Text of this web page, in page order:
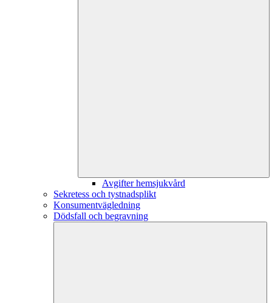
Avgifter hemsjukvård
Sekretess och tystnadsplikt
Konsumentvägledning
Dödsfall och begravning